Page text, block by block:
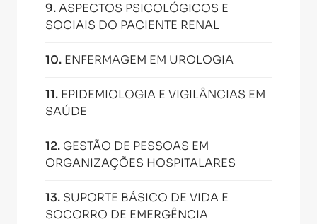
9.ASPECTOS PSICOLÓGICOS E
SOCIAIS DO PACIENTE RENAL
10. ENFERMAGEM EM UROLOGIA
11. EPIDEMIOLOGIA E VIGILÂNCIAS EM
SAÚDE
12. GESTÃO DE PESSOAS EM
ORGANIZAÇÕES HOSPITALARES
13. SUPORTE BÁSICO DE VIDA E
SOCORRO DE EMERGÊNCIA